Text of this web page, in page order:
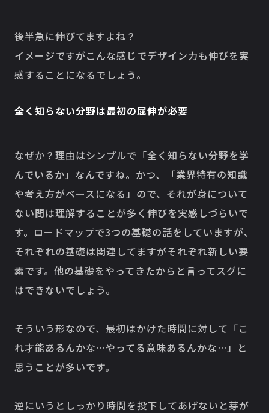
後半急に伸びてますよね？
イメージですがこんな感じでデザイン力も伸びを実
感することになるでしょう。
全く知らない分野は最初の屈伸が必要
なぜか？理由はシンプルで「全く知らない分野を学
んでいるか」なんですね。かつ、「業界特有の知識
や考え方がベースになる」ので、それが身について
ない間は理解することが多く伸びを実感しづらいで
す。ロードマップで3つの基礎の話をしていますが、
それぞれの基礎は関連してますがそれぞれ新しい要
素です。他の基礎をやってきたからと言ってスグに
はできないでしょう。
そういう形なので、最初はかけた時間に対して「こ
れ才能あるんかな…やってる意味あるんかな…」と
思うことが多いです。
逆にいうとしっかり時間を投下してあげないと芽が